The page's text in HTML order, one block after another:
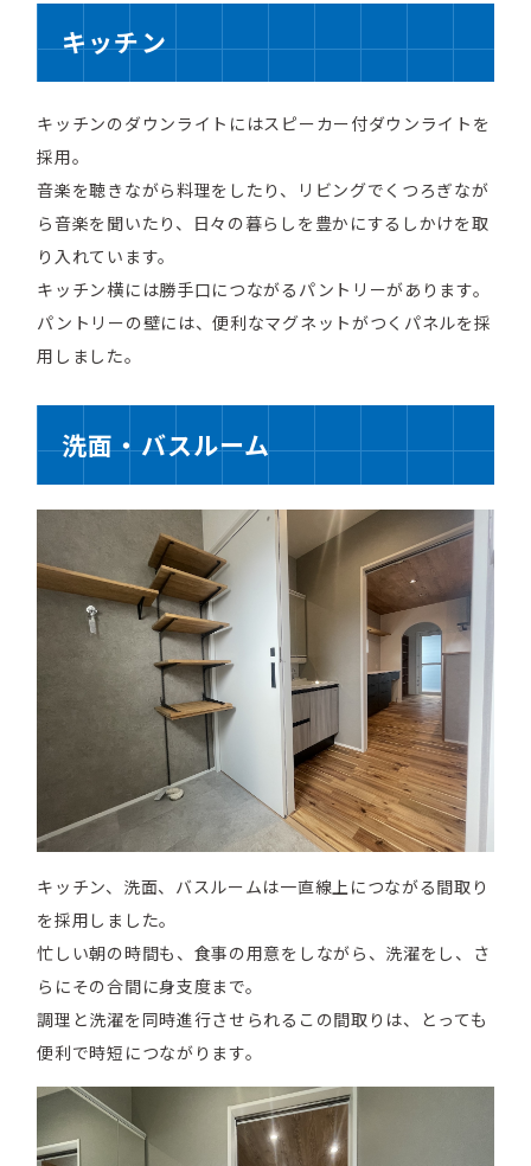
キッチン
キッチンのダウンライトにはスピーカー付ダウンライトを
採用。
音楽を聴きながら料理をしたり、リビングでくつろぎなが
ら音楽を聞いたり、日々の暮らしを豊かにするしかけを取
り入れています。
キッチン横には勝手口につながるパントリーがあります。
パントリーの壁には、便利なマグネットがつくパネルを採
用しました。
洗面・バスルーム
キッチン、洗面、バスルームは一直線上につながる間取り
を採用しました。
忙しい朝の時間も、食事の用意をしながら、洗濯をし、さ
らにその合間に身支度まで。
調理と洗濯を同時進行させられるこの間取りは、とっても
便利で時短につながります。